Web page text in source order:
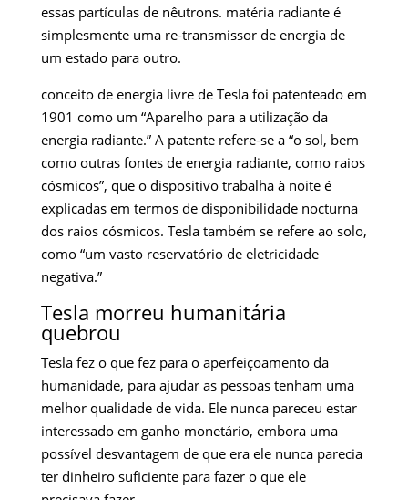
essas partículas de nêutrons. matéria radiante é
simplesmente uma re-transmissor de energia de
um estado para outro.
conceito de energia livre de Tesla foi patenteado em
1901 como um “Aparelho para a utilização da
energia radiante.” A patente refere-se a “o sol, bem
como outras fontes de energia radiante, como raios
cósmicos”, que o dispositivo trabalha à noite é
explicadas em termos de disponibilidade nocturna
dos raios cósmicos. Tesla também se refere ao solo,
como “um vasto reservatório de eletricidade
negativa.”
Tesla morreu humanitária
quebrou
Tesla fez o que fez para o aperfeiçoamento da
humanidade, para ajudar as pessoas tenham uma
melhor qualidade de vida. Ele nunca pareceu estar
interessado em ganho monetário, embora uma
possível desvantagem de que era ele nunca parecia
ter dinheiro suficiente para fazer o que ele